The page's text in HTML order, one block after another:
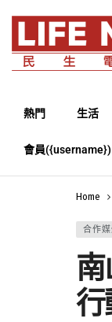
熱門 生活
會員({username})
Home
合作
行